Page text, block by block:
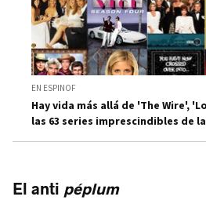
EN ESPINOF
Hay vida más allá de 'The Wire',
las 63 series imprescindibles de
El anti péplum